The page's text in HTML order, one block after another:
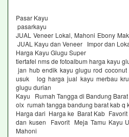
Pasar Kayu
pasarkayu
JUAL Veneer Lokal, Mahoni Ebony
JUAL Kayu dan Veneer Impor dan
Harga Kayu Glugu Super
tiertafel nms de fotoalbum harga kayu
jan hub endik kayu glugu rod
usuk log harga jual kayu merbau
glugu durian
Kayu Rumah Tangga di Bandung
olx rumah tangga bandung barat kab q
Harga dari Harga ke Barat Kab
dan kusen Favorit Meja Tamu Kayu
Mahoni